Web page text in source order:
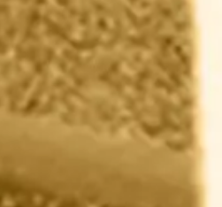
2005年10月
ボンド商事東北営業所を開
2006年4月
ウッド建材 北関東営業所
営業所を
ウッド建材